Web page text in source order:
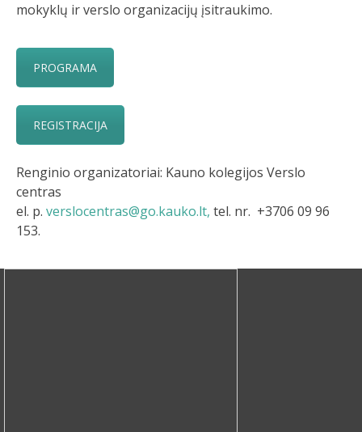
mokyklų ir verslo organizacijų įsitraukimo.
PROGRAMA
REGISTRACIJA
Renginio organizatoriai: Kauno kolegijos Verslo
centras
el. p. verslocentras@go.kauko.lt, tel. nr. +3706 09 96
153.